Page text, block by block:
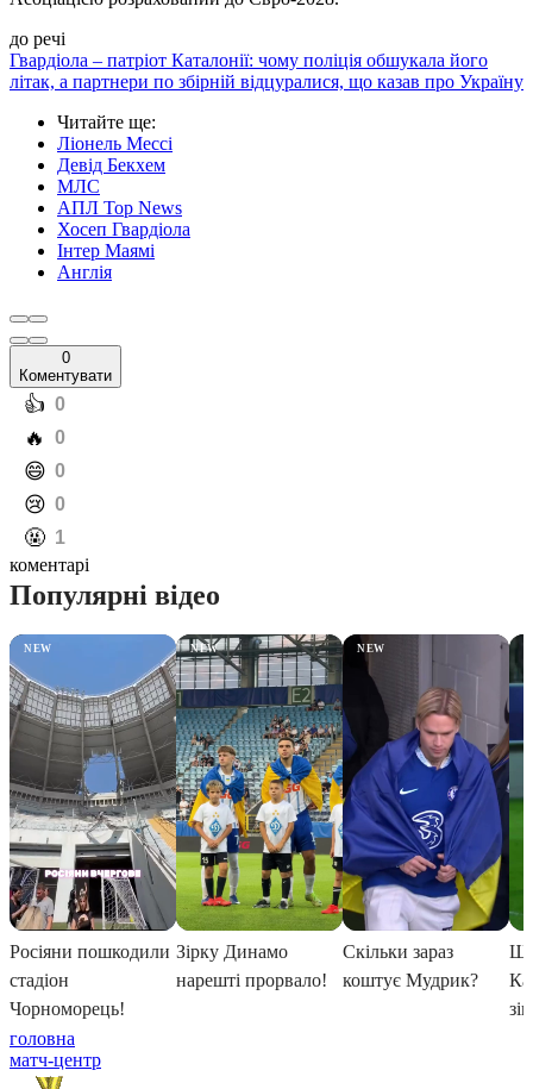
до речі
Гвардіола – патріот Каталонії: чому поліція обшукала його
літак, а партнери по збірній відцуралися, що казав про Україну
Читайте ще:
Ліонель Мессі
Девід Бекхем
МЛС
АПЛ Top News
Хосеп Гвардіола
Інтер Маямі
Англія
0
Коментувати
️👍 0
️🔥 0
️😄 0
️😢 0
️🤬 1
коментарі
головна
матч-центр